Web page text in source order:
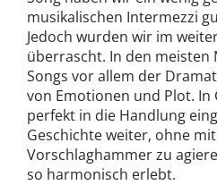
musikalischen Intermezzi
Jedoch wurden wir im
überrascht. In den meisten
Songs vor allem der
von Emotionen und Plot. In
perfekt in die Handlung
Geschichte weiter, ohne
Vorschlaghammer zu
so harmonisch erlebt.